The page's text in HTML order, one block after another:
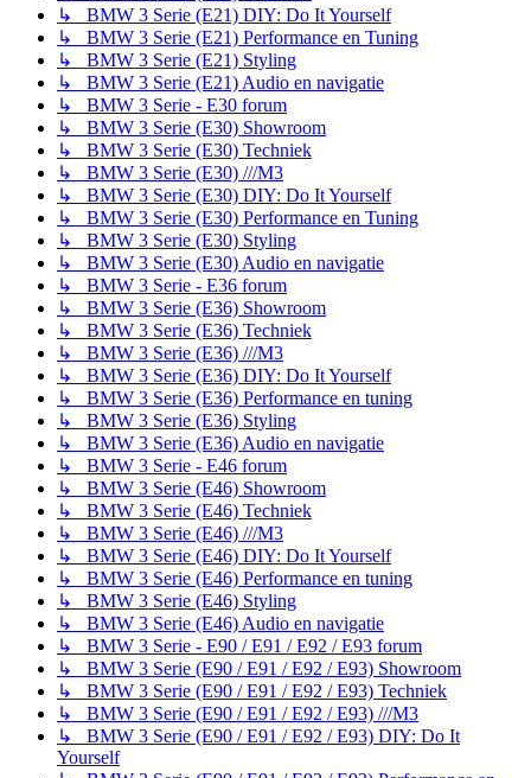
↳ BMW 3 Serie (E21) DIY: Do It Yourself
↳ BMW 3 Serie (E21) Performance en Tuning
↳ BMW 3 Serie (E21) Styling
↳ BMW 3 Serie (E21) Audio en navigatie
↳ BMW 3 Serie - E30 forum
↳ BMW 3 Serie (E30) Showroom
↳ BMW 3 Serie (E30) Techniek
↳ BMW 3 Serie (E30) ///M3
↳ BMW 3 Serie (E30) DIY: Do It Yourself
↳ BMW 3 Serie (E30) Performance en Tuning
↳ BMW 3 Serie (E30) Styling
↳ BMW 3 Serie (E30) Audio en navigatie
↳ BMW 3 Serie - E36 forum
↳ BMW 3 Serie (E36) Showroom
↳ BMW 3 Serie (E36) Techniek
↳ BMW 3 Serie (E36) ///M3
↳ BMW 3 Serie (E36) DIY: Do It Yourself
↳ BMW 3 Serie (E36) Performance en tuning
↳ BMW 3 Serie (E36) Styling
↳ BMW 3 Serie (E36) Audio en navigatie
↳ BMW 3 Serie - E46 forum
↳ BMW 3 Serie (E46) Showroom
↳ BMW 3 Serie (E46) Techniek
↳ BMW 3 Serie (E46) ///M3
↳ BMW 3 Serie (E46) DIY: Do It Yourself
↳ BMW 3 Serie (E46) Performance en tuning
↳ BMW 3 Serie (E46) Styling
↳ BMW 3 Serie (E46) Audio en navigatie
↳ BMW 3 Serie - E90 / E91 / E92 / E93 forum
↳ BMW 3 Serie (E90 / E91 / E92 / E93) Showroom
↳ BMW 3 Serie (E90 / E91 / E92 / E93) Techniek
↳ BMW 3 Serie (E90 / E91 / E92 / E93) ///M3
↳ BMW 3 Serie (E90 / E91 / E92 / E93) DIY: Do It
Yourself